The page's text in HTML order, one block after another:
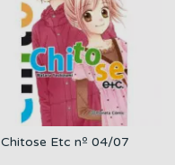
Chitose Etc nº 04/07